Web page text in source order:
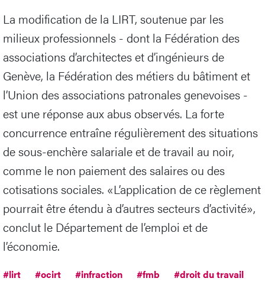
La modification de la LIRT, soutenue par les
milieux professionnels - dont la Fédération des
associations d’architectes et d’ingénieurs de
Genève, la Fédération des métiers du bâtiment et
l’Union des associations patronales genevoises -
est une réponse aux abus observés. La forte
concurrence entraîne régulièrement des situations
de sous-enchère salariale et de travail au noir,
comme le non paiement des salaires ou des
cotisations sociales. «L’application de ce règlement
pourrait être étendu à d’autres secteurs d’activité»,
conclut le Département de l’emploi et de
l’économie.
#lirt #ocirt #infraction #fmb #droit du travail